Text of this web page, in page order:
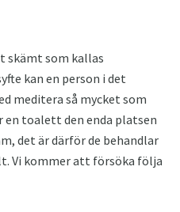
skämt som kallas
kan en person i det
meditera så mycket som
toalett den enda platsen
det är därför de behandlar
Vi kommer att försöka följa